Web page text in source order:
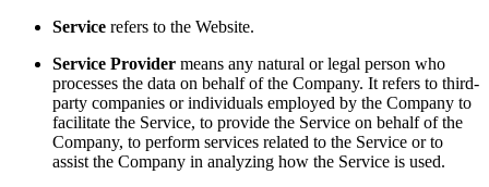
Service refers to the Website.
Service Provider means any natural or legal person who
processes the data on behalf of the Company. It refers to third-
party companies or individuals employed by the Company to
facilitate the Service, to provide the Service on behalf of the
Company, to perform services related to the Service or to
assist the Company in analyzing how the Service is used.